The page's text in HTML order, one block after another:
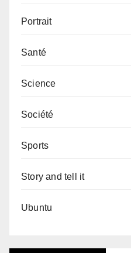
Portrait
Santé
Science
Société
Sports
Story and tell it
Ubuntu